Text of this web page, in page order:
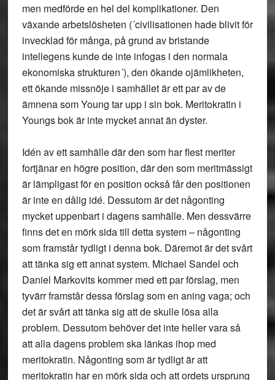
men medförde en hel del komplikationer. Den
växande arbetslösheten (´civilisationen hade blivit för
invecklad för många, på grund av bristande
intellegens kunde de inte infogas i den normala
ekonomiska strukturen´), den ökande ojämlikheten,
ett ökande missnöje i samhället är ett par av de
ämnena som Young tar upp i sin bok. Meritokratin i
Youngs bok är inte mycket annat än dyster.
Idén av ett samhälle där den som har flest meriter
fortjänar en högre position, där den som meritmässigt
är lämpligast för en position också får den positionen
är inte en dålig idé. Dessutom är det någonting
mycket uppenbart i dagens samhälle. Men dessvärre
finns det en mörk sida till detta system – någonting
som framstår tydligt i denna bok. Däremot är det svårt
att tänka sig ett annat system. Michael Sandel och
Daniel Markovits kommer med ett par förslag, men
tyvärr framstår dessa förslag som en aning vaga; och
det är svårt att tänka sig att de skulle lösa alla
problem. Dessutom behöver det inte heller vara så
att alla dagens problem ska länkas ihop med
meritokratin. Någonting som är tydligt är att
meritokratin har en mörk sida och att ordets ursprung